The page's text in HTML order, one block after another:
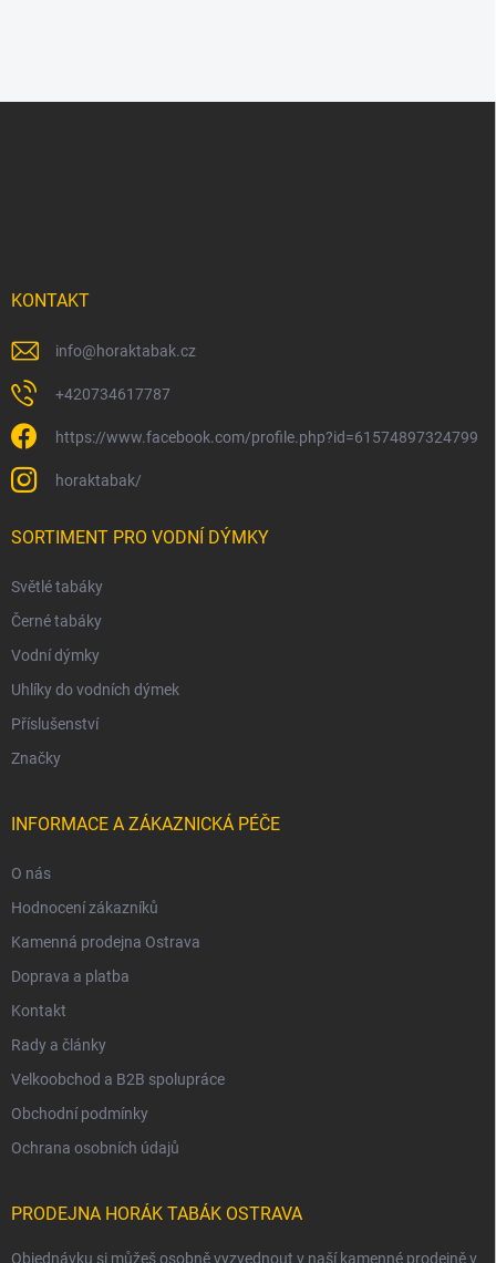
KONTAKT
info@horaktabak.cz
+420734617787
https://www.facebook.com/profile.php?id=61574897324799
horaktabak/
SORTIMENT PRO VODNÍ DÝMKY
Světlé tabáky
Černé tabáky
Vodní dýmky
Uhlíky do vodních dýmek
Příslušenství
Značky
INFORMACE A ZÁKAZNICKÁ PÉČE
O nás
Hodnocení zákazníků
Kamenná prodejna Ostrava
Doprava a platba
Kontakt
Rady a články
Velkoobchod a B2B spolupráce
Obchodní podmínky
Ochrana osobních údajů
PRODEJNA HORÁK TABÁK OSTRAVA
Objednávku si můžeš osobně vyzvednout v naší kamenné prodejně v